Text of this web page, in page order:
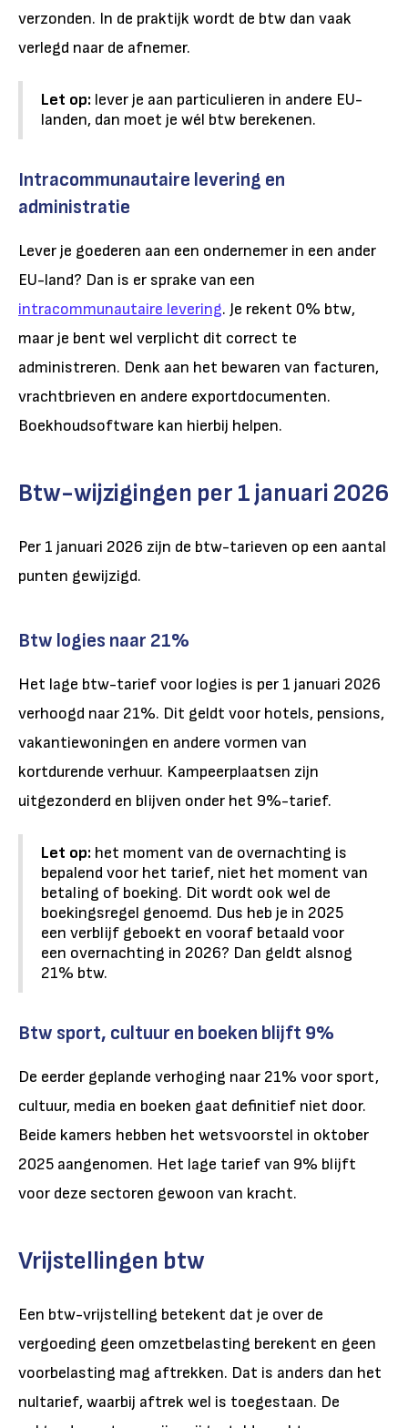
verzonden. In de praktijk wordt de btw dan vaak
verlegd naar de afnemer.
Let op: lever je aan particulieren in andere EU-
landen, dan moet je wél btw berekenen.
Intracommunautaire levering en
administratie
Lever je goederen aan een ondernemer in een ander
EU-land? Dan is er sprake van een
intracommunautaire levering. Je rekent 0% btw,
maar je bent wel verplicht dit correct te
administreren. Denk aan het bewaren van facturen,
vrachtbrieven en andere exportdocumenten.
Boekhoudsoftware kan hierbij helpen.
Btw-wijzigingen per 1 januari 2026
Per 1 januari 2026 zijn de btw-tarieven op een aantal
punten gewijzigd.
Btw logies naar 21%
Het lage btw-tarief voor logies is per 1 januari 2026
verhoogd naar 21%. Dit geldt voor hotels, pensions,
vakantiewoningen en andere vormen van
kortdurende verhuur. Kampeerplaatsen zijn
uitgezonderd en blijven onder het 9%-tarief.
Let op: het moment van de overnachting is
bepalend voor het tarief, niet het moment van
betaling of boeking. Dit wordt ook wel de
boekingsregel genoemd. Dus heb je in 2025
een verblijf geboekt en vooraf betaald voor
een overnachting in 2026? Dan geldt alsnog
21% btw.
Btw sport, cultuur en boeken blijft 9%
De eerder geplande verhoging naar 21% voor sport,
cultuur, media en boeken gaat definitief niet door.
Beide kamers hebben het wetsvoorstel in oktober
2025 aangenomen. Het lage tarief van 9% blijft
voor deze sectoren gewoon van kracht.
Vrijstellingen btw
Een btw-vrijstelling betekent dat je over de
vergoeding geen omzetbelasting berekent en geen
voorbelasting mag aftrekken. Dat is anders dan het
nultarief, waarbij aftrek wel is toegestaan. De